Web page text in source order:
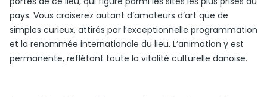
pays. Vous croiserez autant d’amateurs d’art que de
simples curieux, attirés par l’exceptionnelle programmation
et la renommée internationale du lieu. L’animation y est
permanente, reflétant toute la vitalité culturelle danoise.